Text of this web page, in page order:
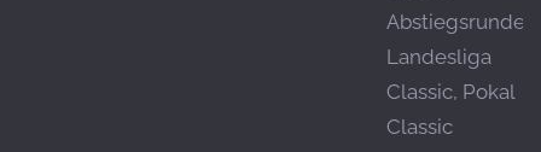
Abstiegsrunde,
Landesliga
Classic, Pokal
Classic